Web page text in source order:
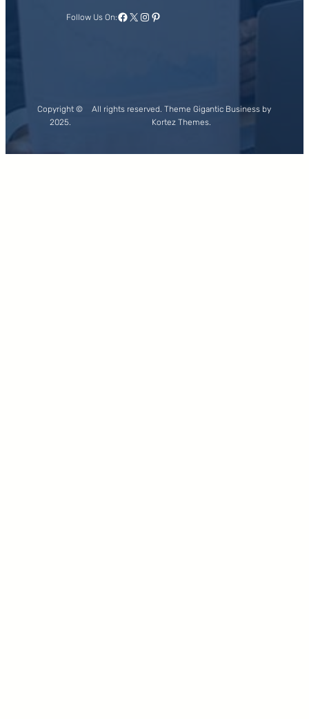
Follow Us On:Facebook
X Instagram
Pinterest
Copyright ©
2025.
All rights reserved. Theme Gigantic Business by
Kortez Themes.